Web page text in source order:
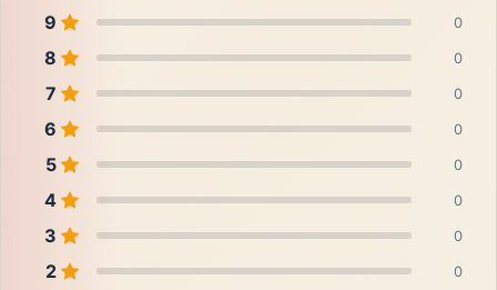
9 0
8 0
7 0
6 0
5 0
4 0
3 0
2 0